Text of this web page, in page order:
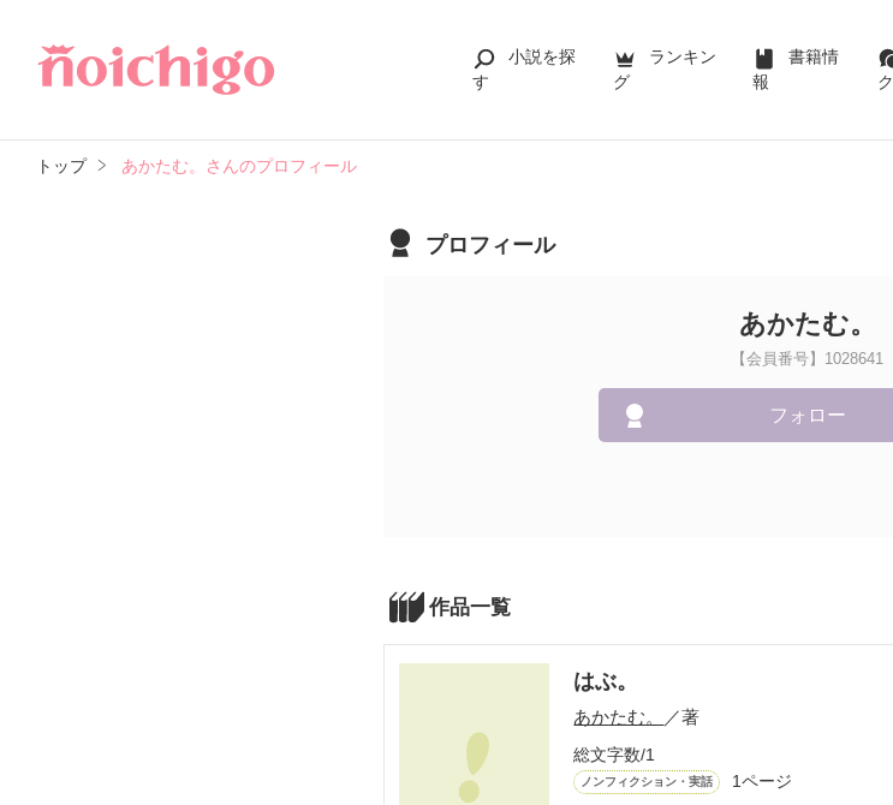
小説を探
す
ランキン
グ
書籍情
報
ク
トップ あかたむ。さんのプロフィール
プロフィール
あかたむ。
【会員番号】1028641
フォロー
作品一覧
はぶ。
あかたむ。 ／著
総文字数/1
ノンフィクション・実話 1ページ